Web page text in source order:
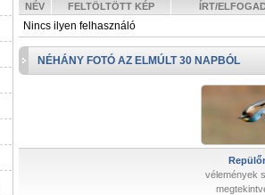
NÉV FELTÖLTÖTT KÉP ÍRT/
Nincs ilyen felhasználó
NÉHÁNY FOTÓ AZ ELMÚLT 30 NAPBÓL
vélemények